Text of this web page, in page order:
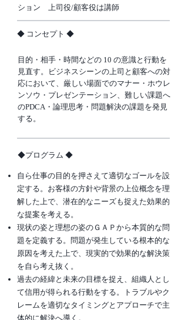
ション 上司役/顧客役は講師
​◆ コンセプト ◆
目的・相手・時間などの 10 の意識と行動を
見直す。ビジネスシーンの上司と顧客への対
応において、厳しい場面でのマナー・ホウレ
ンソウ・プレゼンテーション、難しい課題へ
のPDCA・論理思考・問題解決の課題を発見
する。
​◆プログラム ◆
自ら仕事の目的を押さえて適切なゴールを設
定する。お客様の方針や背景の上位概念を理
解した上で、潜在的なニーズも捉えた効果的
な提案を考える。
現状の姿と理想の姿のＧＡＰから本質的な問
題を定義する。問題が発生している根本的な
原因を考えた上で、現実的で効果的な解決策
を自ら考え抜く。
過去の経緯と未来の目標を捉え、組織人とし
て信用が得られる行動をする。トラブルやク
レームを適切なタイミングとアプローチで主
体的に解決へ導く。